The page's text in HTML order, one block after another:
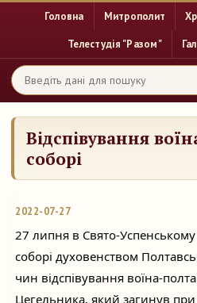
Головна Митрополит
Телестудія "Разом"
Відспівування
соборі
2022-07-27
27 липня в Свято-
соборі духовенством
чин відспівування воїна-
Цегельника, який загинув